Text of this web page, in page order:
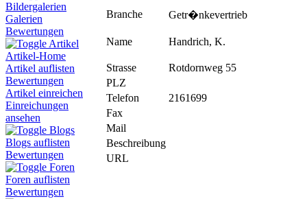
Bildergalerien
Galerien
Bewertungen
Artikel
Artikel-Home
Artikel auflisten
Bewertungen
Artikel einreichen
Einreichungen
ansehen
Blogs
Blogs auflisten
Bewertungen
Foren
Foren auflisten
Bewertungen
Branche Getr�nkevertrieb
Name Handrich, K.
Strasse
Rotdornweg 55
PLZ
Telefon
2161699
Fax
Mail
Beschreibung
URL